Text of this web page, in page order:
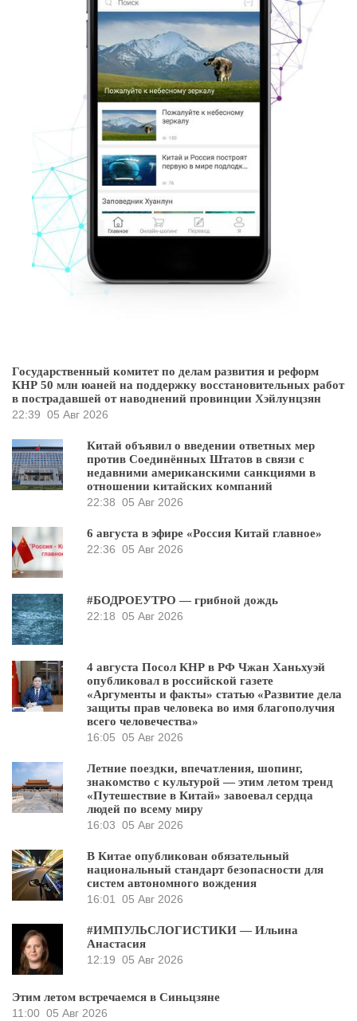
Государственный комитет по делам развития и реформ
КНР 50 млн юаней на поддержку восстановительных работ
в пострадавшей от наводнений провинции Хэйлунцзян
22:39 05 Авг 2026
Китай объявил о введении ответных мер
против Соединённых Штатов в связи с
недавними американскими санкциями в
отношении китайских компаний
22:38 05 Авг 2026
6 августа в эфире «Россия Китай главное»
22:36 05 Авг 2026
#БОДРОЕУТРО — грибной дождь
22:18 05 Авг 2026
4 августа Посол КНР в РФ Чжан Ханьхуэй
опубликовал в российской газете
«Аргументы и факты» статью «Развитие дела
защиты прав человека во имя благополучия
всего человечества»
16:05 05 Авг 2026
Летние поездки, впечатления, шопинг,
знакомство с культурой — этим летом тренд
«Путешествие в Китай» завоевал сердца
людей по всему миру
16:03 05 Авг 2026
В Китае опубликован обязательный
национальный стандарт безопасности для
систем автономного вождения
16:01 05 Авг 2026
#ИМПУЛЬСЛОГИСТИКИ — Ильина
Анастасия
12:19 05 Авг 2026
Этим летом встречаемся в Синьцзяне
11:00 05 Авг 2026